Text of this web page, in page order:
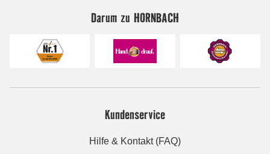
Darum zu HORNBACH
Kundenservice
Hilfe & Kontakt (FAQ)